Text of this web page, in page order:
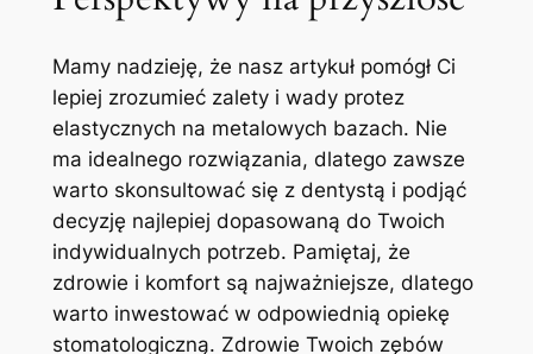
Mamy nadzieję,⁣ że nasz artykuł⁢ pomógł Ci‍
lepiej zrozumieć ⁢zalety i ⁤wady protez
elastycznych⁢ na ⁤metalowych bazach. Nie
ma idealnego rozwiązania, dlatego zawsze
warto​ skonsultować się z​ dentystą⁤ i podjąć
decyzję najlepiej dopasowaną do Twoich
indywidualnych potrzeb. Pamiętaj, ⁤że
zdrowie i komfort są ​najważniejsze, dlatego
warto inwestować ​w odpowiednią opiekę
stomatologiczną. ⁣Zdrowie Twoich zębów